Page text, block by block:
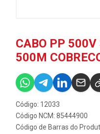
CABO PP
500M
Código: 12033
Código NCM: 85444900
Código de Barras do